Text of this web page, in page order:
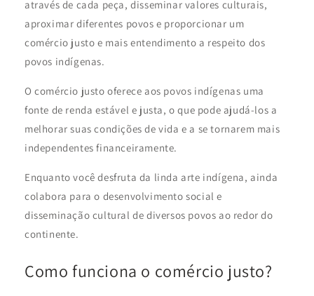
através de cada peça, disseminar valores culturais,
aproximar diferentes povos e proporcionar um
comércio justo e mais entendimento a respeito dos
povos indígenas.
O comércio justo oferece aos povos indígenas uma
fonte de renda estável e justa, o que pode ajudá-los a
melhorar suas condições de vida e a se tornarem mais
independentes financeiramente.
Enquanto você desfruta da linda arte indígena, ainda
colabora para o desenvolvimento social e
disseminação cultural de diversos povos ao redor do
continente.
Como funciona o comércio justo?